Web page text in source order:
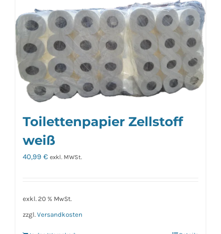
Toilettenpapier Zellstoff
weiß
40,99 € exkl. MWSt.
exkl. 20 % MwSt.
zzgl. Versandkosten